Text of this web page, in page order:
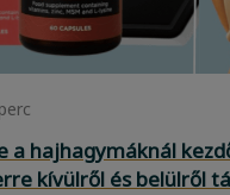
perc
a hajhagymáknál
kívülről és belülről